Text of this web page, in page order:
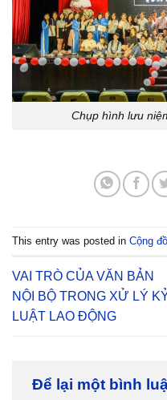
Chụp hình lưu
This entry was posted in Cộng
VAI TRÒ CỦA VĂN BẢN
NỘI BỘ TRONG XỬ LÝ
LUẬT LAO ĐỘNG
Để lại một bình